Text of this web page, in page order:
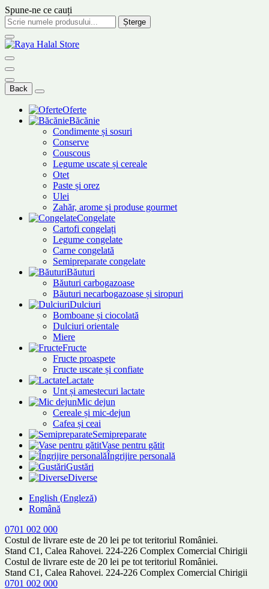
Spune-ne ce cauți
Șterge
Back
Oferte
Băcănie
Condimente și sosuri
Conserve
Couscous
Legume uscate și cereale
Otet
Paste și orez
Ulei
Zahăr, arome și produse gourmet
Congelate
Cartofi congelați
Legume congelate
Carne congelată
Semipreparate congelate
Băuturi
Băuturi carbogazoase
Băuturi necarbogazoase și siropuri
Dulciuri
Bomboane și ciocolată
Dulciuri orientale
Miere
Fructe
Fructe proaspete
Fructe uscate și confiate
Lactate
Unt și amestecuri lactate
Mic dejun
Cereale și mic-dejun
Cafea și ceai
Semipreparate
Vase pentru gătit
Îngrijire personală
Gustări
Diverse
English (Engleză)
Română
0701 002 000
Costul de livrare este de 20 lei pe tot teritoriul României.
Stand C1, Calea Rahovei. 224-226 Complex Comercial Chirigii
Costul de livrare este de 20 lei pe tot teritoriul României.
Stand C1, Calea Rahovei. 224-226 Complex Comercial Chirigii
0701 002 000